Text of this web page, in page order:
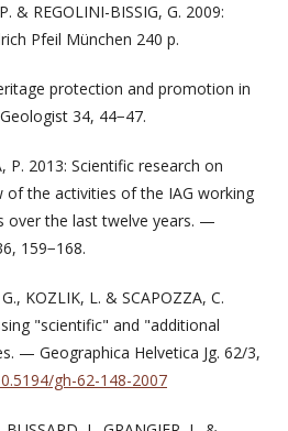
& REGOLINI-BISSIG, G. 2009:
Pfeil München 240 p.
protection and promotion in
34, 44−47.
P. 2013: Scientific research on
of the activities of the IAG working
over the last twelve years. —
159−168.
KOZLIK, L. & SCAPOZZA, C.
"scientific" and "additional
— Geographica Helvetica Jg. 62/3,
gh-62-148-2007